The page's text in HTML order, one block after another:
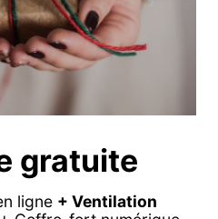
gratuite
ligne + Ventilation